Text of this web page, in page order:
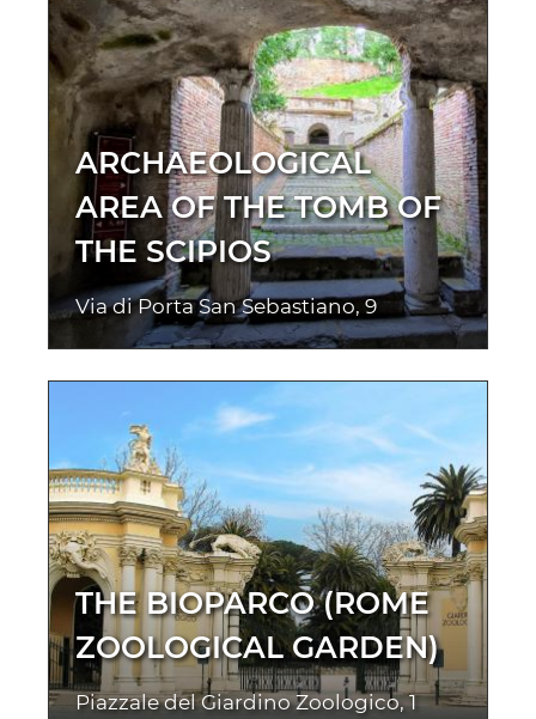
ARCHAEOLOGICAL
AREA OF THE TOMB OF
THE SCIPIOS
Via di Porta San Sebastiano, 9
THE BIOPARCO (ROME
ZOOLOGICAL GARDEN)
Piazzale del Giardino Zoologico, 1